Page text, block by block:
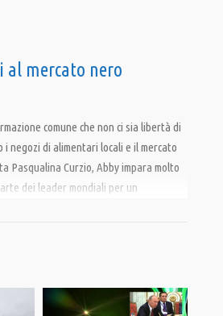
al mercato nero
comune che non ci sia libertà di
negozi di alimentari locali e il mercato
Pasqualina Curzio, Abby impara molto
dei leader mondiali per un